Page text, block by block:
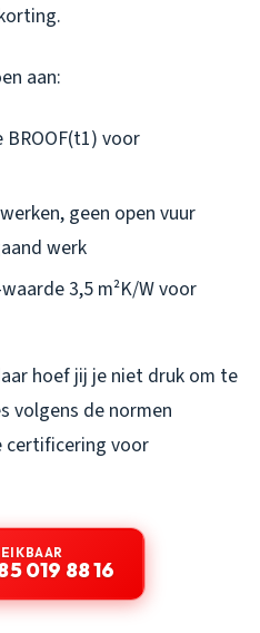
aan:
BROOF(t1) voor
geen open vuur
werk
3,5 m²K/W voor
hoef jij je niet druk om te
volgens de normen
certificering voor
019 88 16